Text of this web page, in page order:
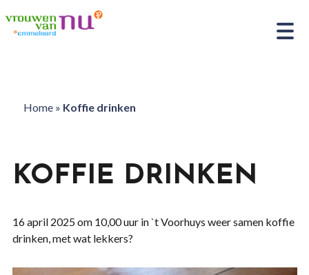
Home» Koffie drinken
KOFFIE DRINKEN
16 april 2025 om 10,00 uur in `t Voorhuys weer samen koffie
drinken, met wat lekkers?